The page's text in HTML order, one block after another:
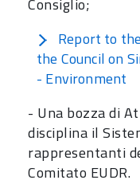
Report to
the Council on
- Environment
- Una bozza di
disciplina il
rappresentanti
Comitato EUDR.